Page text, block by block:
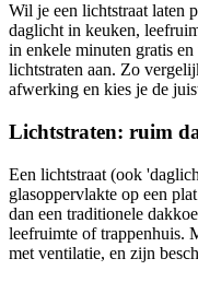
Wil je een lichtstraat laten
daglicht in keuken,
in enkele minuten gratis
lichtstraten aan. Zo
afwerking en kies je de
Lichtstraten: ruim
Een lichtstraat (ook
glasoppervlakte op een
dan een traditionele
leefruimte of trappenhuis.
met ventilatie, en zijn